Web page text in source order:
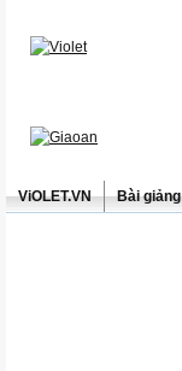
ViOLET.VN Bài giảng